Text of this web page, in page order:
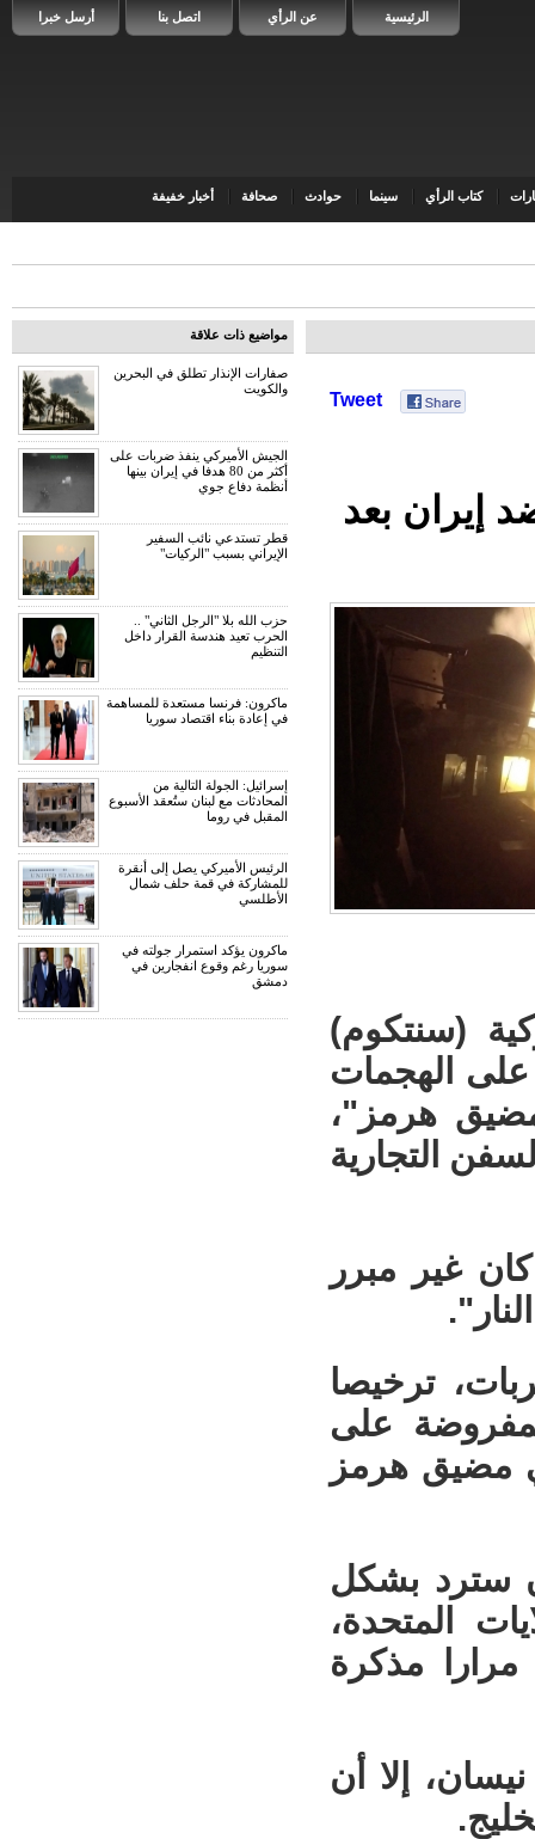
أرسل خبرا اتصل بنا عن الرأي الرئيسية
كتاب الرأي سينما حوادث صحافة أخبار خفيفة
Tweet
إيران بعد
(سنتكوم)
على الهجمات
مضيق هرمز"،
التجارية
غير مبرر
ترخيصا
على
مضيق هرمز
سترد بشكل
المتحدة،
مرارا مذكرة
وقف إطلاق النار حيز التنفيذ في 8 نيسان، إلا أن
مواضيع ذات علاقة
صفارات الإنذار تطلق في البحرين
والكويت
الجيش الأميركي ينفذ ضربات على
أكثر من 80 هدفا في إيران بينها
أنظمة دفاع جوي
قطر تستدعي نائب السفير
الإيراني بسبب "الركيات"
حزب الله بلا "الرجل الثاني" ..
الحرب تعيد هندسة القرار داخل
التنظيم
ماكرون: فرنسا مستعدة للمساهمة
في إعادة بناء اقتصاد سوريا
إسرائيل: الجولة التالية من
المحادثات مع لبنان ستُعقد الأسبوع
المقبل في روما
الرئيس الأميركي يصل إلى أنقرة
للمشاركة في قمة حلف شمال
الأطلسي
ماكرون يؤكد استمرار جولته في
سوريا رغم وقوع انفجارين في
دمشق